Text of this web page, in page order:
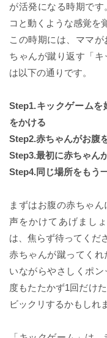
が活発になる時期で
コと動くような感覚を
この時期には、ママ
ちゃんが蹴り返す「
は以下の通りです。
Step1.キックゲームを
をかける
Step2.赤ちゃんがお腹
Step3.最初に赤ちゃん
Step4.同じ場所をもう
まずはお腹の赤ちゃ
声をかけてあげまし
は、焦らず待ってくだ
赤ちゃんが蹴ってく
いながらやさしくポ
度もたたかず1回だけ
ビックリするかもしれ